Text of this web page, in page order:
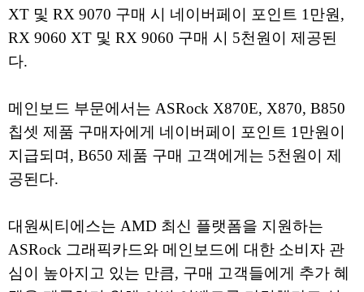
XT 및 RX 9070 구매 시 네이버페이 포인트 1만원,
RX 9060 XT 및 RX 9060 구매 시 5천원이 제공된
다.
메인보드 부문에서는 ASRock X870E, X870, B850
칩셋 제품 구매자에게 네이버페이 포인트 1만원이
지급되며, B650 제품 구매 고객에게는 5천원이 제
공된다.
대원씨티에스는 AMD 최신 플랫폼을 지원하는
ASRock 그래픽카드와 메인보드에 대한 소비자 관
심이 높아지고 있는 만큼, 구매 고객들에게 추가 혜